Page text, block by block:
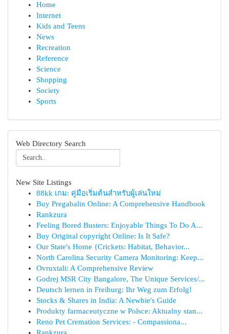
Home
Internet
Kids and Teens
News
Recreation
Reference
Science
Shopping
Society
Sports
Web Directory Search
New Site Listings
88kk เกม: คู่มือเริ่มต้นสำหรับผู้เล่นใหม่
Buy Pregabalin Online: A Comprehensive Handbook
Rankzura
Feeling Bored Busters: Enjoyable Things To Do A...
Buy Original copyright Online: Is It Safe?
Our State's Home {Crickets: Habitat, Behavior...
North Carolina Security Camera Monitoring: Keep...
Ovruxtali: A Comprehensive Review
Godrej MSR City Bangalore, The Unique Services/...
Deutsch lernen in Freiburg: Ihr Weg zum Erfolg!
Stocks & Shares in India: A Newbie's Guide
Produkty farmaceutyczne w Polsce: Aktualny stan...
Reno Pet Cremation Services: - Compassiona...